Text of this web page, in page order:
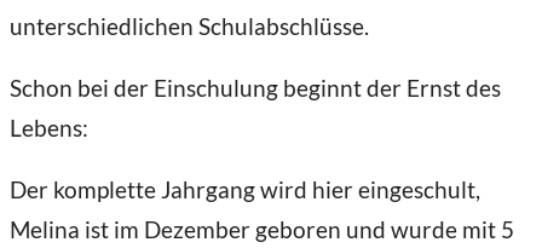
unterschiedlichen Schulabschlüsse.
Schon bei der Einschulung beginnt der Ernst des
Lebens:
Der komplette Jahrgang wird hier eingeschult,
Melina ist im Dezember geboren und wurde mit 5